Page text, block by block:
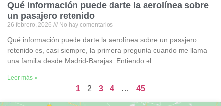
Qué información puede darte la aerolínea sobre
un pasajero retenido
26 febrero, 2026 No hay comentarios
Qué información puede darte la aerolínea sobre un pasajero
retenido es, casi siempre, la primera pregunta cuando me llama
una familia desde Madrid-Barajas. Entiendo el
Leer más »
1 2 3 4 … 45